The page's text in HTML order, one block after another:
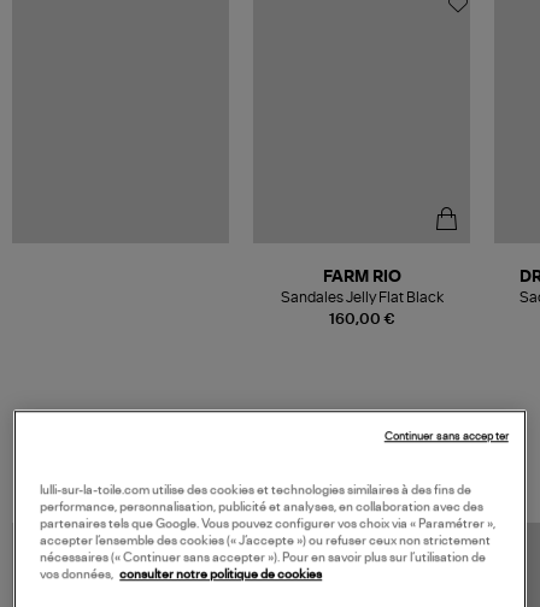
160,00 €
FARM RIO
Sandales Jelly Flat Black
lulli-sur-la-toile.com utilise des cookies et technologies similaires à des fins de
performance, personnalisation, publicité et analyses, en collaboration avec des
partenaires tels que Google. Vous pouvez configurer vos choix via « Paramétrer »,
accepter l’ensemble des cookies (« J’accepte ») ou refuser ceux non strictement
nécessaires (« Continuer sans accepter »). Pour en savoir plus sur l’utilisation de
vos données, consulter notre politique de cookies
Continuer sans accepter